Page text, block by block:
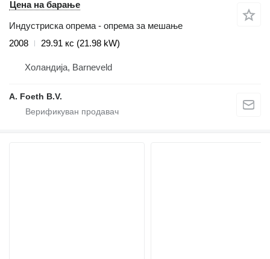
Цена на барање
Индустриска опрема - опрема за мешање
2008
29.91 кс (21.98 kW)
Холандија, Barneveld
A. Foeth B.V.